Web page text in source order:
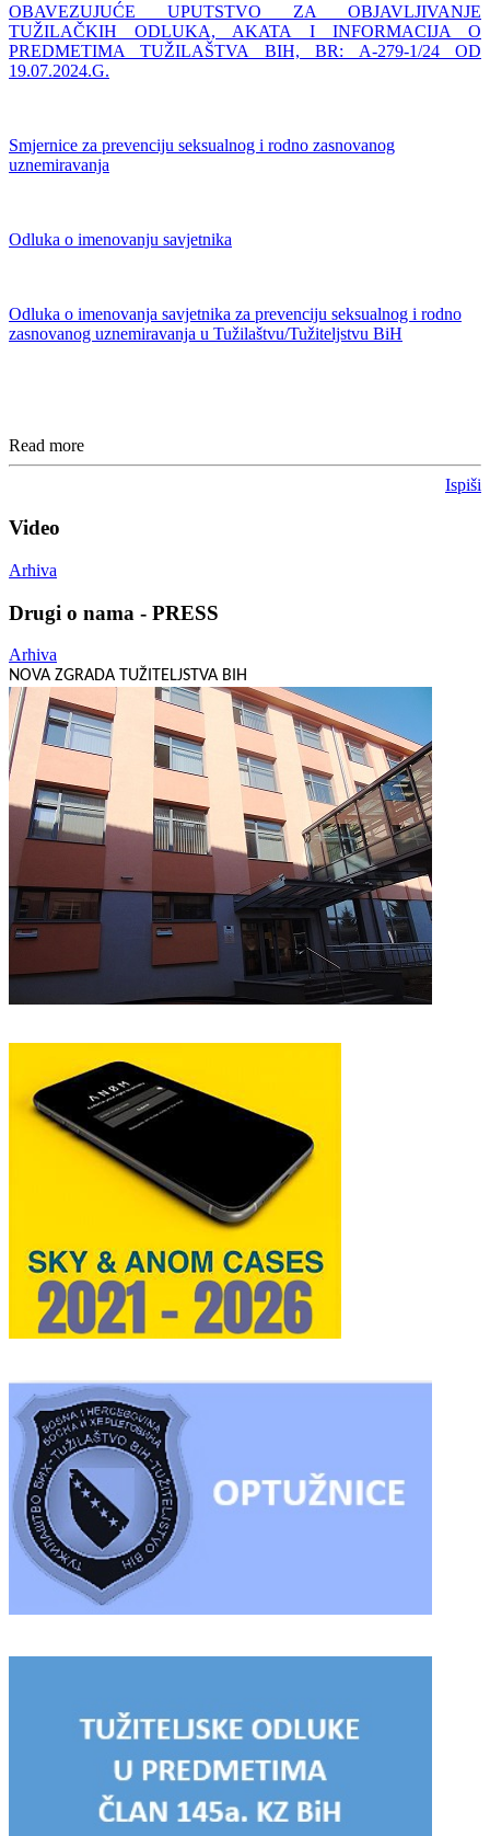
OBAVEZUJUĆE UPUTSTVO ZA OBJAVLJIVANJE
TUŽILAČKIH ODLUKA, AKATA I INFORMACIJA O
PREDMETIMA TUŽILAŠTVA BIH, BR: A-279-1/24 OD
19.07.2024.G.
Smjernice za prevenciju seksualnog i rodno zasnovanog
uznemiravanja
Odluka o imenovanju savjetnika
Odluka o imenovanja savjetnika za prevenciju seksualnog i rodno
zasnovanog uznemiravanja u Tužilaštvu/Tužiteljstvu BiH
Read more
Ispiši
Video
Arhiva
Drugi o nama - PRESS
Arhiva
NOVA ZGRADA TUŽITELJSTVA BIH